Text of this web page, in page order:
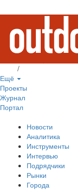
/
Ещё
Проекты
Журнал
Портал
Новости
Аналитика
Инструменты
Интервью
Подрядчики
Рынки
Города